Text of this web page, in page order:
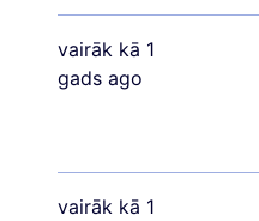
vairāk kā 1
gads ago
vairāk kā 1